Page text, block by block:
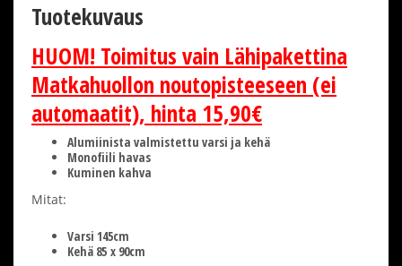
Tuotekuvaus
HUOM! Toimitus vain Lähipakettina
Matkahuollon noutopisteeseen (ei
automaatit), hinta 15,90€
Alumiinista valmistettu varsi ja kehä
Monofiili havas
Kuminen kahva
Mitat:
Varsi 145cm
Kehä 85 x 90cm